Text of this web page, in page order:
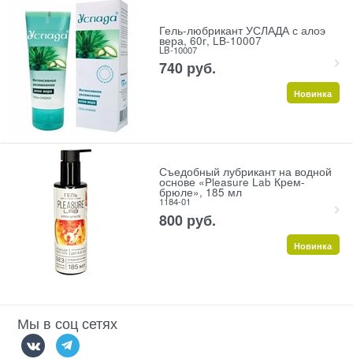
Гель-любрикант УСЛАДА с алоэ
вера, 60г, LB-10007
LB-10007
740 руб.
Новинка
Съедобный лубрикант на водной
основе «Pleasure Lab Крем-
брюле», 185 мл
1184-01
800 руб.
Новинка
Мы в соц сетях